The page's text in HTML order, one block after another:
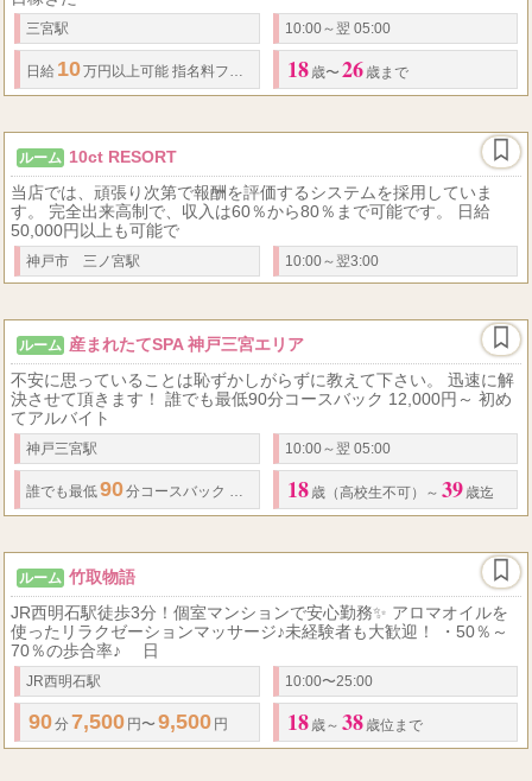
三宮駅 10:00～翌 05:00
日給 10万円以上可能 指名料フルバック 18 歳〜 26 歳まで
ルーム 10ct RESORT
当店では、頑張り次第で報酬を評価するシステムを採用していま
す。 完全出来高制で、収入は60％から80％まで可能です。 日給
50,000円以上も可能で
神戸市 三ノ宮駅 10:00～翌3:00
ルーム 産まれたてSPA 神戸三宮エリア
不安に思っていることは恥ずかしがらずに教えて下さい。 迅速に解
決させて頂きます！ 誰でも最低90分コースバック 12,000円～ 初め
てアルバイト
神戸三宮駅 10:00～翌 05:00
誰でも最低90分コースバック 12,000 円～ 月間本指名数によってお仕事
18 歳（高校生不可）～ 39 歳迄
ルーム 竹取物語
JR西明石駅徒歩3分！個室マンションで安心勤務✨ アロマオイルを
使ったリラクゼーションマッサージ♪未経験者も大歓迎！ ・50％～
70％の歩合率♪ 日
JR西明石駅 10:00〜25:00
90分7,500 円〜 9,500 円 18 歳～ 38 歳位まで